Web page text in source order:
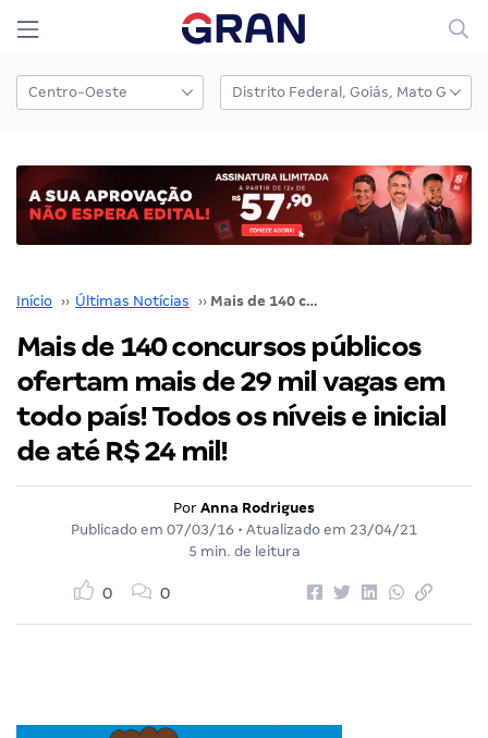
Início ›› Últimas Notícias ›› Mais de 140 concursos públicos ofertam mais de 29 mil vagas em todo país! Todos os níveis e inicial de até R$ 24 mil!
Mais de 140 concursos públicos
ofertam mais de 29 mil vagas em
todo país! Todos os níveis e inicial
de até R$ 24 mil!
Por Anna Rodrigues
Publicado em 07/03/16 • Atualizado em 23/04/21
5 min. de leitura
0 0